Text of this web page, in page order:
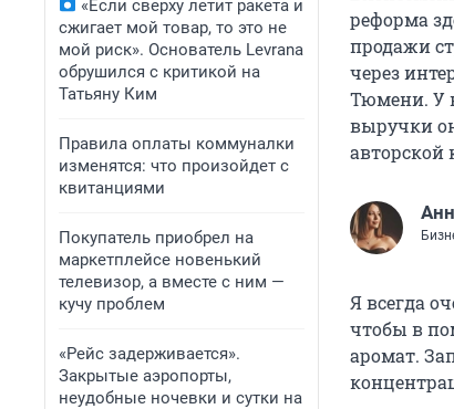
«Если сверху летит ракета и
сжигает мой товар, то это не
мой риск». Основатель Levrana
обрушился с критикой на
Татьяну Ким
Правила оплаты коммуналки
изменятся: что произойдет с
квитанциями
Покупатель приобрел на
маркетплейсе новенький
телевизор, а вместе с ним —
кучу проблем
«Рейс задерживается».
Закрытые аэропорты,
неудобные ночевки и сутки на
реформа
продажи
через
Тюмени. У
выручки
авторской
Я всегда
чтобы в
аромат.